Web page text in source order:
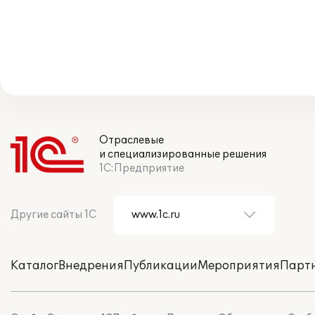
Отраслевые
и специализированные решения
1С:Предприятие
Другие сайты 1С
КаталогВнедренияПубликацииМероприятия